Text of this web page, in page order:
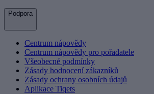
Podpora
Centrum nápovědy
Centrum nápovědy pro pořadatele
Všeobecné podmínky
Zásady hodnocení zákazníků
Zásady ochrany osobních údajů
Aplikace Tiqets